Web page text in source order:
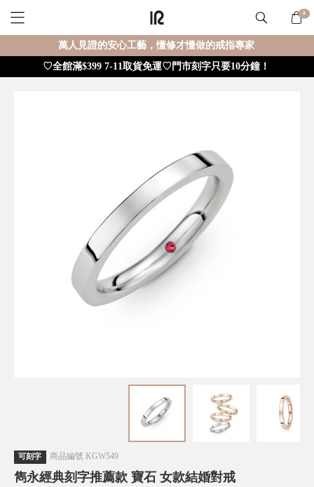
0
萬人見證的安心工藝，懂修才懂做的戒指專家
♡全館滿$399 7-11取貨免運♡門市刻字只要10分鐘！
可刻字 商品編號 KGW549
雋永經典刻字推薦款 寶石 女款結婚對戒